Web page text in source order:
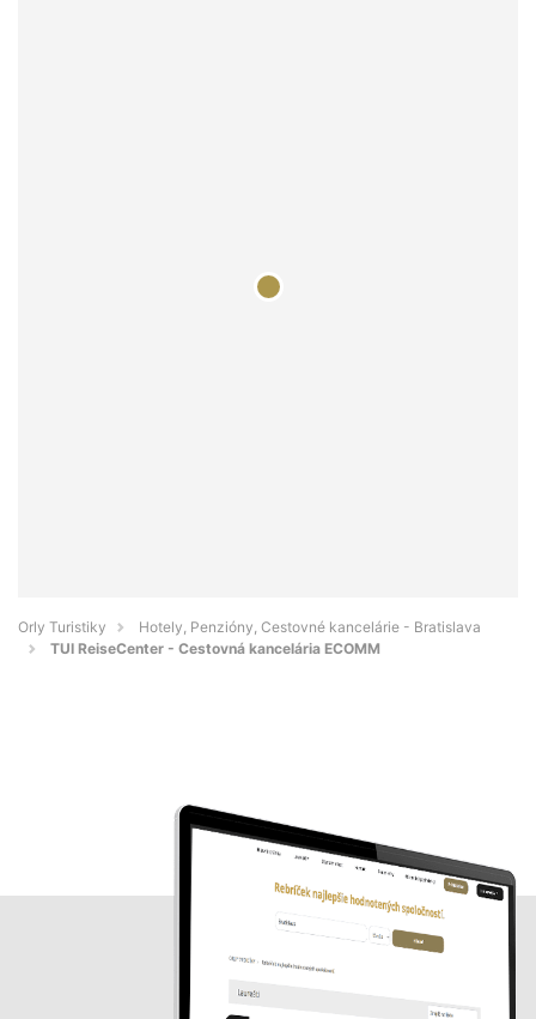
Orly Turistiky
Hotely, Penzióny, Cestovné kancelárie - Bratislava
TUI ReiseCenter - Cestovná kancelária ECOMM